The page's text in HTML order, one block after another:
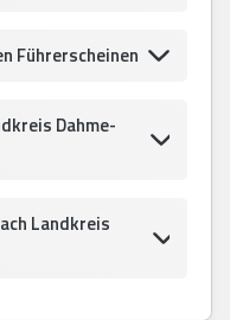
Führerscheinen
Dahme-
Landkreis